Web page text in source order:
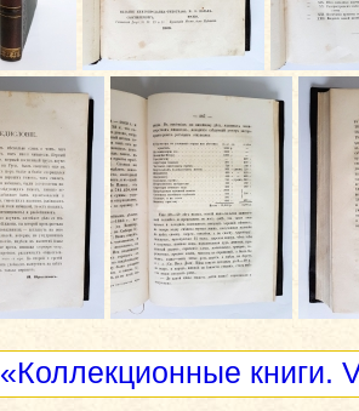
«Коллекционные книги.